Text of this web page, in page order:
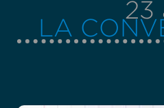
23
LA